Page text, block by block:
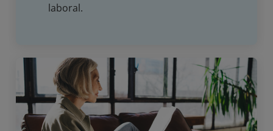
laboral.